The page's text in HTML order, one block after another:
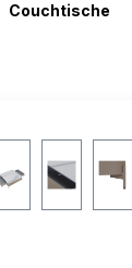
Couchtische